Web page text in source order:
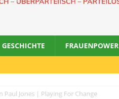
GESCHICHTE FRAUENPOWER
Paul Jones | Playing For Change